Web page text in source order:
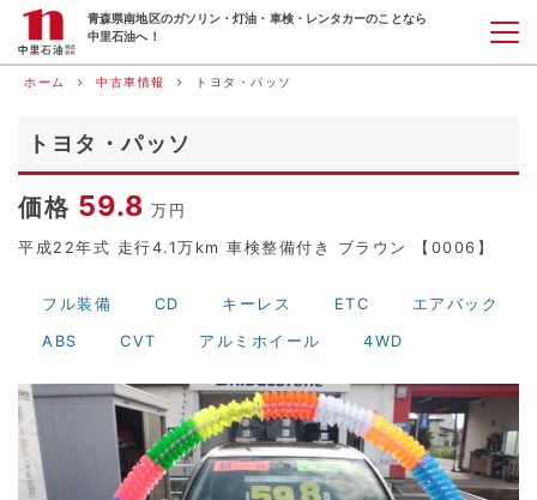
青森県南地区のガソリン・灯油・車検・レンタカーのことなら
中里石油へ！
ホーム 中古車情報 トヨタ・パッソ
トヨタ・パッソ
価格 59.8 万円
平成22年式 走行4.1万km 車検整備付き ブラウン 【0006】
フル装備 CD キーレス ETC エアバック
ABS CVT アルミホイール 4WD